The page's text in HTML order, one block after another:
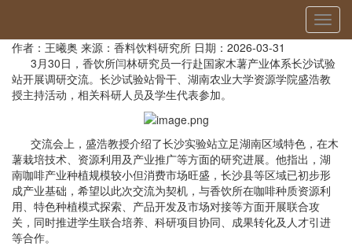
切
换
航
作者：王曦奥 来源：香料饮料研究所 日期：2026-03-31
3月30日，香饮所闫林研究员一行赴国家木薯产业体系长沙试验
站开展调研交流。长沙试验站骨干、湖南农业大学资源学院盛浩教
授主持活动，相关科研人员及学生代表参加。
交流会上，盛浩教授介绍了长沙实验站立足湖南区域特色，在木
薯栽培技术、资源利用及产业推广等方面的研究进展。他指出，湖
南咖啡产业种植规模较小但消费市场旺盛，长沙县等区域已初步形
成产业基础，希望以此次交流为契机，与香饮所在咖啡种质资源利
用、特色种植模式探索、产品开发及市场对接等方面开展联合攻
关，同时推进学生联合培养、科研项目协同、成果转化及人才引进
等合作。